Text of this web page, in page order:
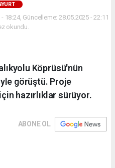
18:24, Güncelleme: 28.05.2025 - 22:11
okundu.
Köprüsü'nün
görüştü. Proje
hazırlıklar sürüyor.
ABONE OL